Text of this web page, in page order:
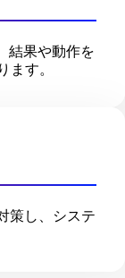
結果や動作を
す。
策し、システ